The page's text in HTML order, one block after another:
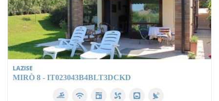
LAZISE
MIRÒ 8 - IT023043B4BLT3DCKD